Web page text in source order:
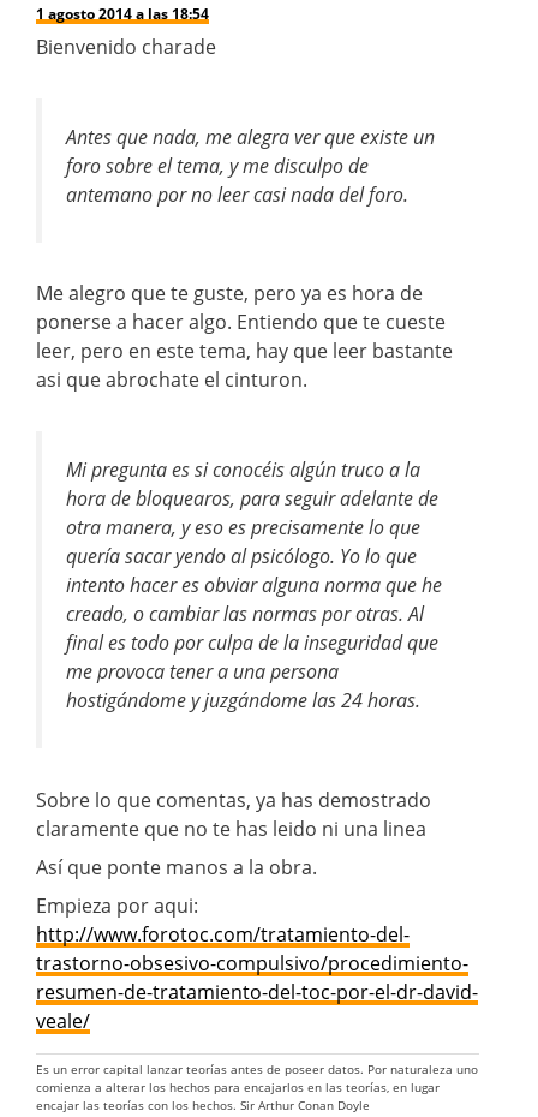
1 agosto 2014 a las 18:54
Bienvenido charade
Antes que nada, me alegra ver que existe un
foro sobre el tema, y me disculpo de
antemano por no leer casi nada del foro.
Me alegro que te guste, pero ya es hora de
ponerse a hacer algo. Entiendo que te cueste
leer, pero en este tema, hay que leer bastante
asi que abrochate el cinturon.
Mi pregunta es si conocéis algún truco a la
hora de bloquearos, para seguir adelante de
otra manera, y eso es precisamente lo que
quería sacar yendo al psicólogo. Yo lo que
intento hacer es obviar alguna norma que he
creado, o cambiar las normas por otras. Al
final es todo por culpa de la inseguridad que
me provoca tener a una persona
hostigándome y juzgándome las 24 horas.
Sobre lo que comentas, ya has demostrado
claramente que no te has leido ni una linea
Así que ponte manos a la obra.
Empieza por aqui:
http://www.forotoc.com/tratamiento-del-
trastorno-obsesivo-compulsivo/procedimiento-
resumen-de-tratamiento-del-toc-por-el-dr-david-
veale/
Es un error capital lanzar teorías antes de poseer datos. Por naturaleza uno
comienza a alterar los hechos para encajarlos en las teorías, en lugar
encajar las teorías con los hechos. Sir Arthur Conan Doyle